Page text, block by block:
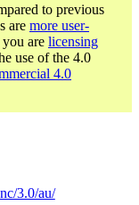
to previous
are more user-
are licensing
use of the 4.0
4.0
3.0/au/